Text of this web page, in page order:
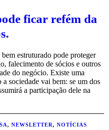
ficar refém da
estruturado pode proteger
falecimento de sócios e outros
do negócio. Existe uma
sociedade vai bem: se um dos
a participação dele na
, NEWSLETTER, NOTÍCIAS